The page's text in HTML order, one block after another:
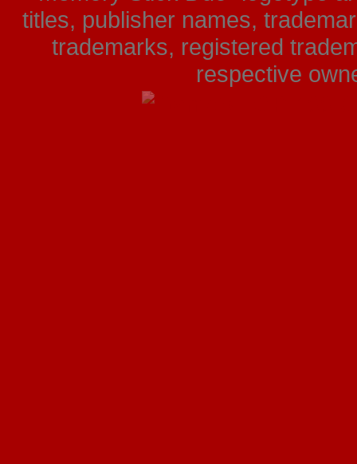
titles, publisher names,
trademarks, registered
respective